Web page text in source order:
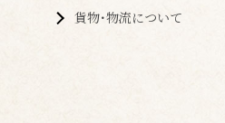
貨物･物流について